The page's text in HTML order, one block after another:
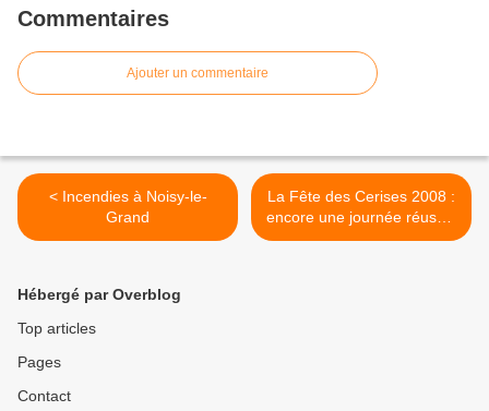
Commentaires
Ajouter un commentaire
< Incendies à Noisy-le-
Grand
La Fête des Cerises 2008 :
encore une journée réussie
>
Hébergé par Overblog
Top articles
Pages
Contact